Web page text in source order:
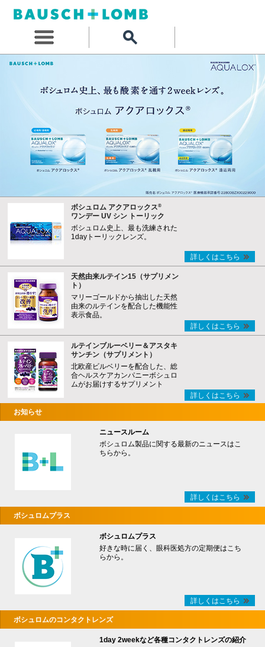
ボシュロム アクアロックス®
ワンデー UV シン トーリック
ボシュロム史上、最も洗練された
1dayトーリックレンズ。
詳しくはこちら
天然由来ルテイン15（サプリメン
ト）
マリーゴールドから抽出した天然
由来のルテインを配合した機能性
表示食品。
詳しくはこちら
ルテインブルーベリー＆アスタキ
サンチン（サプリメント）
北欧産ビルベリーを配合した、総
合ヘルスケアカンパニーボシュロ
ムがお届けするサプリメント
詳しくはこちら
お知らせ
ニュースルーム
ボシュロム製品に関する最新のニュースはこ
ちらから。
詳しくはこちら
ボシュロムプラス
ボシュロムプラス
好きな時に届く、眼科医処方の定期便はこち
らから。
詳しくはこちら
ボシュロムのコンタクトレンズ
1day 2weekなど各種コンタクトレンズの紹介